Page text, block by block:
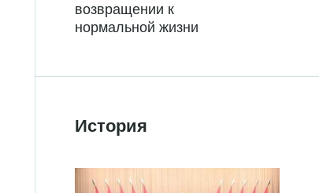
возвращении к
нормальной жизни
История